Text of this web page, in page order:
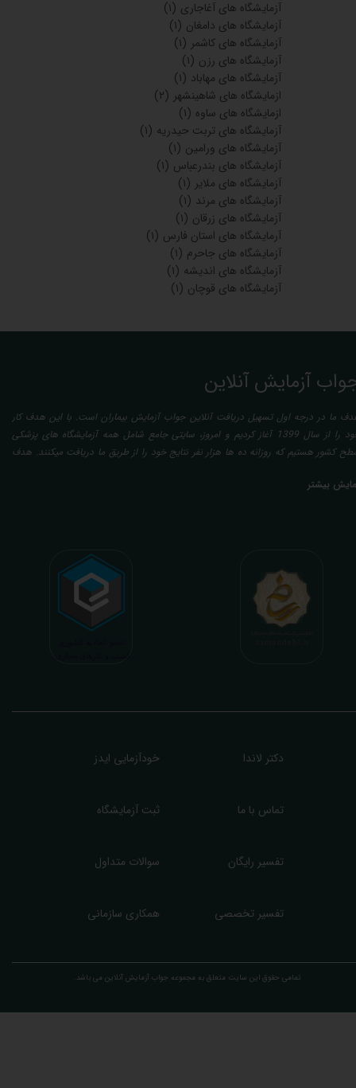
آزمایشگاه های آغاجاری (۱)
آزمایشگاه های دامغان (۱)
آزمایشگاه های کاشمر (۱)
آزمایشگاه های رزن (۱)
آزمایشگاه های مهاباد (۱)
ازمایشگاه های شاهینشهر (۲)
ازمایشگاه های ساوه (۱)
آزمایشگاه های تربت حیدریه (۱)
آزمایشگاه های ورامین (۱)
آزمایشگاه های بندرعباس (۱)
آزمایشگاه های ملایر (۱)
آزمایشگاه های مرند (۱)
آزمایشگاه های زرقان (۱)
آرمایشگاه های استان فارس (۱)
آزمایشگاه های جاحرم (۱)
آزمایشگاه های اندیشه (۱)
آزمایشگاه های قوچان (۱)
تمامی حقوق این سایت متعلق به مجموعه ​جواب آزمایش آنلاین می باشد.
آزمایش آنلاین
ما در درجه اول تسهیل دریافت آنلاین جواب آزمایش بیماران است. با این هدف کار
خود را از سال 1399 آغاز کردیم و امروز، سایتی جامع شامل همه آزمایشگاه های پزشکی
کشور هستیم که روزانه ده ها هزار نفر نتایج خود را از طریق ما دریافت میکنند. هدف
با تایید و مهر پزشک متخصص) میباشد. رسالت ما در تفسیر، استخراج حداکثر
بیمه ها، افزایش تمایل افراد به انجام آزمایش (با دریافت اطلاعاتی دقیقتر، کاربردی، قابل
و شخصی سازی شده) میگردد. تا درنهایت به جامعه ای سالم تر برای تبدیل شدن به
پیشرفته (دیر و زود داره سوخت و سوز نداره...) برسیم. قابل ذکر است که جواب
آنلاین به نتایج هیچ یک از کاربران بصورت مستقیم دسترسی ندارد و موارد تفسیر نیز
با درخواست و ارسال خود کاربر انجام میگیرد و ما تابع اصول اخلاق پزشکی و حرفه ای
بیشتر
دکتر لاندا
تفسیر تخصصی
تفسیر رایگان
خودآزمایی ایدز
ثبت آزمایشگاه تماس با ما
سوالات متداول
همکاری سازمانی